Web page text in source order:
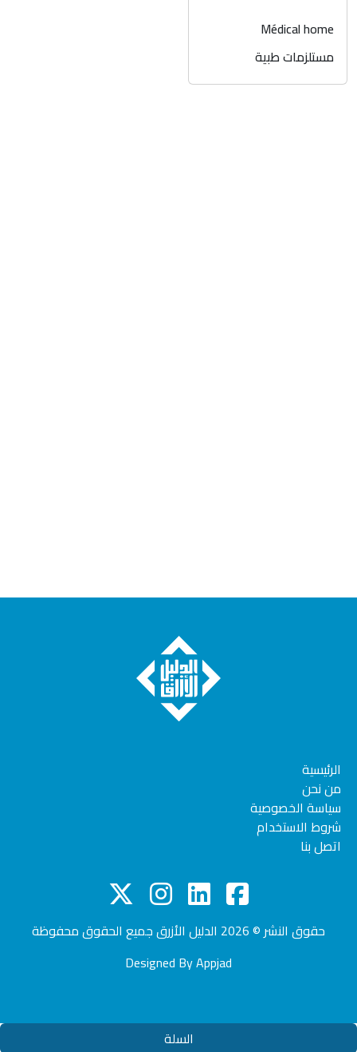
Médical home
مستلزمات طبية
الرئيسية
من نحن
سياسة الخصوصية
شروط الاستخدام
اتصل بنا
حقوق النشر © 2026 الدليل الأزرقجميع الحقوق محفوظة
Designed ByAppjad
السلة